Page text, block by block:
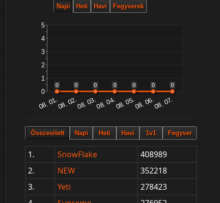
1. SnowFlake
408989
2.
NEW
352218
3.
Yeti
278423